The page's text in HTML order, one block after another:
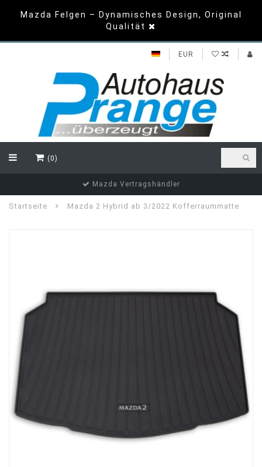
Mazda Felgen – Dynamisches Design, Original
Qualität
EUR
(0)
Top Bewertungen
Startseite Mazda 2 Hybrid ab 3/2022 Kofferraummatte